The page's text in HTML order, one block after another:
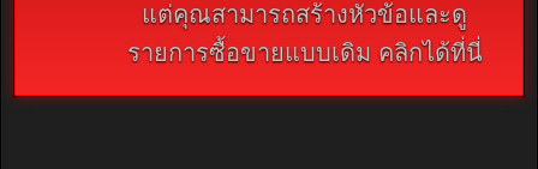
แต่คุณสามารถสร้างหัวข้อและดู
รายการซื้อขายแบบเดิม คลิกได้ที่นี่